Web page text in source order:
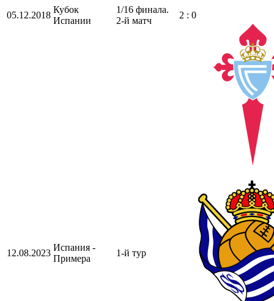
05.12.2018
Кубок
Испании
1/16 финала.
2-й матч
2 : 0
12.08.2023
Испания -
Примера
1-й тур